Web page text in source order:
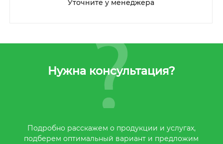
Уточните у менеджера
Нужна консультация?
Подробно расскажем о продукции и услугах,
подберем оптимальный вариант и предложим